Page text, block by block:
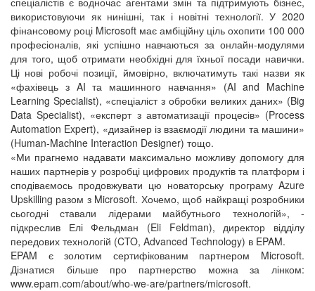
використовуючи як нинішні, так і новітні технології. У 2020
фінансовому році Microsoft має амбіційну ціль охопити 100 000
професіоналів, які успішно навчаються за онлайн-модулями
для того, щоб отримати необхідні для їхньої посади навички.
Ці нові робочі позиції, ймовірно, включатимуть такі назви як
«фахівець з AI та машинного навчання» (AI and Machine
Learning Specialist), «спеціаліст з обробки великих даних» (Big
Data Specialist), «експерт з автоматизації процесів» (Process
Automation Expert), «дизайнер із взаємодії людини та машини»
(Human-Machine Interaction Designer) тощо.
«Ми прагнемо надавати максимально можливу допомогу для
наших партнерів у розробці цифрових продуктів та платформ і
сподіваємось продовжувати цю новаторську програму Azure
Upskilling разом з Microsoft. Хочемо, щоб найкращі розробники
сьогодні ставали лідерами майбутнього технологій», -
підкреслив Елі Фельдман (Eli Feldman), директор відділу
передових технологій (CTO, Advanced Technology) в EPAM.
EPAM є золотим сертифікованим партнером Microsoft.
Дізнатися більше про партнерство можна за лінком:
www.epam.com/about/who-we-are/partners/microsoft.